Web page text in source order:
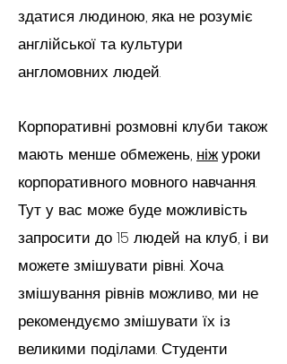
здатися людиною, яка не розуміє
англійської та культури
англомовних людей.
Корпоративні розмовні клуби також
мають менше обмежень, ніжуроки
корпоративного мовного навчання.
Тут у вас може буде можливість
запросити до 15 людей на клуб, і ви
можете змішувати рівні. Хоча
змішування рівнів можливо, ми не
рекомендуємо змішувати їх із
великими поділами. Студенти